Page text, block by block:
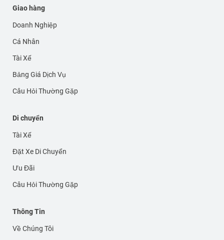
Giao hàng
Doanh Nghiệp
Cá Nhân
Tài Xế
Bảng Giá Dịch Vụ
Câu Hỏi Thường Gặp
Di chuyển
Tài Xế
Đặt Xe Di Chuyển
Ưu Đãi
Câu Hỏi Thường Gặp
Thông Tin
Về Chúng Tôi